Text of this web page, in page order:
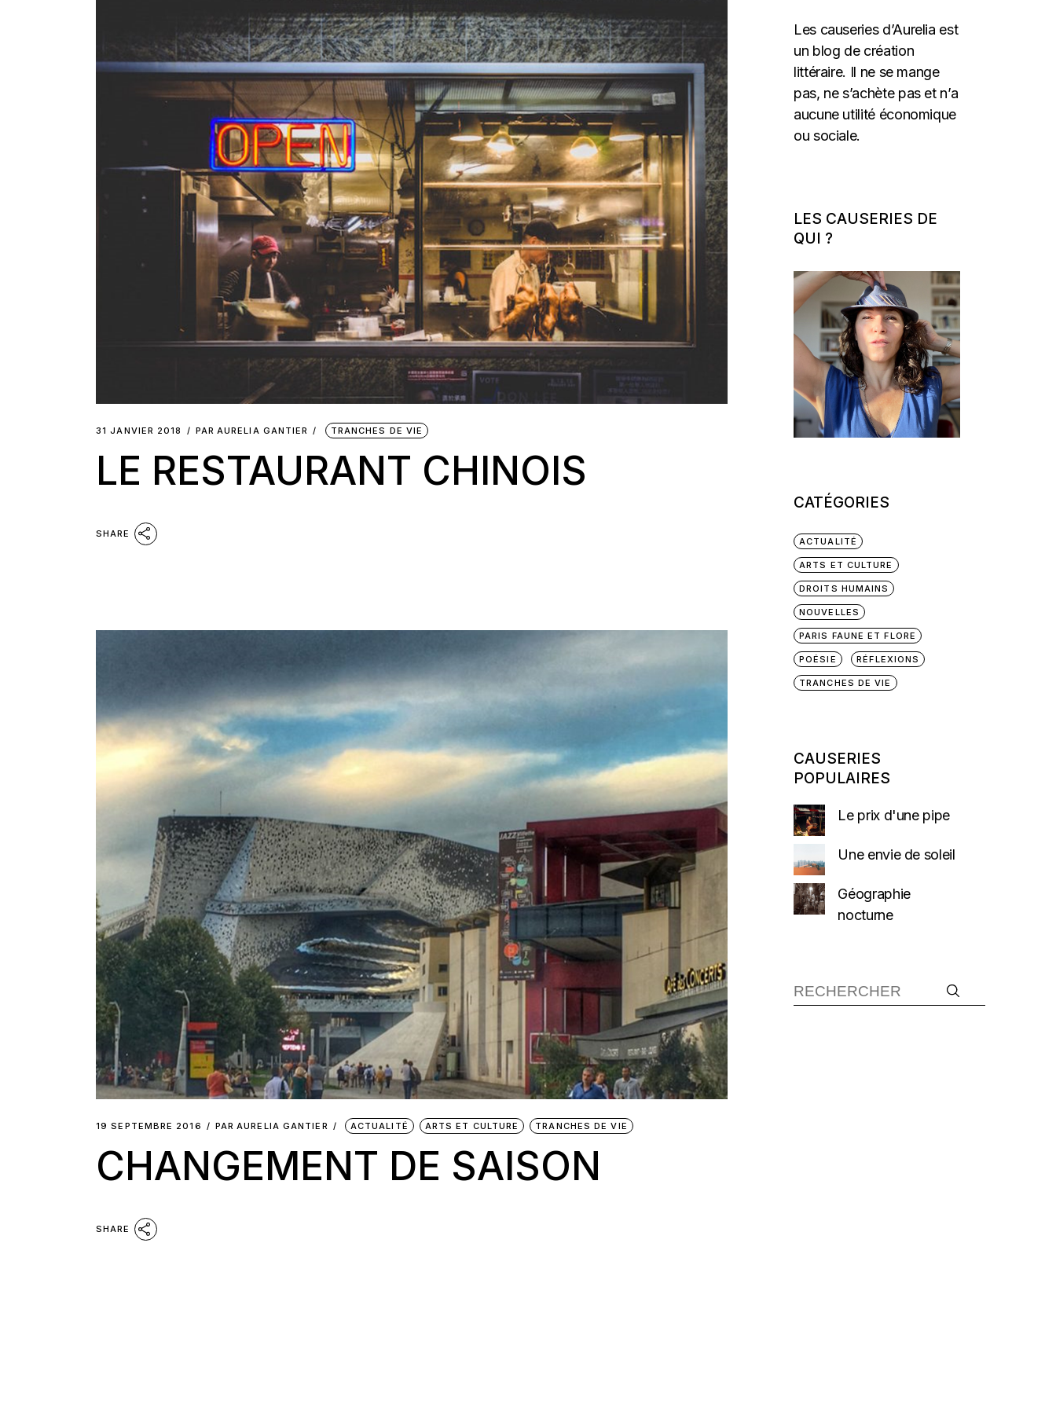
31 JANVIER 2018 PAR AURELIA GANTIER TRANCHES DE VIE
LE RESTAURANT CHINOIS
SHARE
19 SEPTEMBRE 2016 PAR AURELIA GANTIER ACTUALITÉ ARTS ET CULTURE TRANCHES DE VIE
CHANGEMENT DE SAISON
SHARE
Les causeries d’Aurelia est
un blog de création
littéraire. Il ne se mange
pas, ne s’achète pas et n’a
aucune utilité économique
ou sociale.
LES CAUSERIES DE
QUI ?
CATÉGORIES
ACTUALITÉ
ARTS ET CULTURE
DROITS HUMAINS
NOUVELLES
PARIS FAUNE ET FLORE
POÉSIE RÉFLEXIONS
TRANCHES DE VIE
CAUSERIES
POPULAIRES
Le prix d'une pipe
Une envie de soleil
Géographie
nocturne
Recherche :